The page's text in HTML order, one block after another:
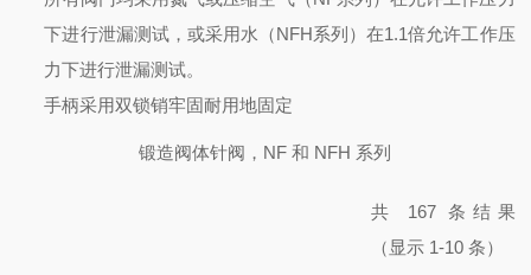
下进行泄漏测试，或采用水（NFH系列）在1.1倍允许工作压
力下进行泄漏测试。
手柄采用双锁销牢固耐用地固定
锻造阀体针阀，NF 和 NFH 系列
共 167 条结果
（显示 1-10 条）